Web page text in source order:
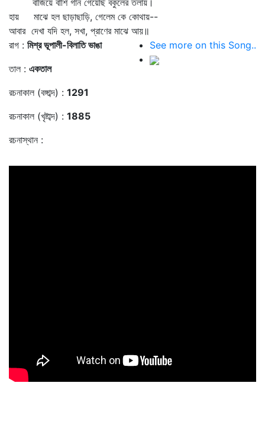
বাজিয়ে বাঁশি গান গেয়েছি বকুলের তলায়।
হায় মাঝে হল ছাড়াছাড়ি, গেলেম কে কোথায়--
আবার দেখা যদি হল, সখা, প্রাণের মাঝে আয়॥
রাগ : মিশ্র ভূপালী-বিলাতি ভাঙা
তাল : একতাল
রচনাকাল (বঙ্গাব্দ) : 1291
রচনাকাল (খৃষ্টাব্দ) : 1885
রচনাস্থান :
See more on this Song..